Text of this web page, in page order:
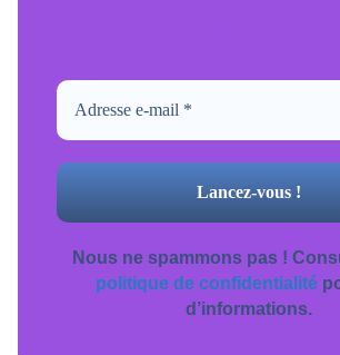
Nous ne spammons pas !
politique de confidentialité
d’informations.